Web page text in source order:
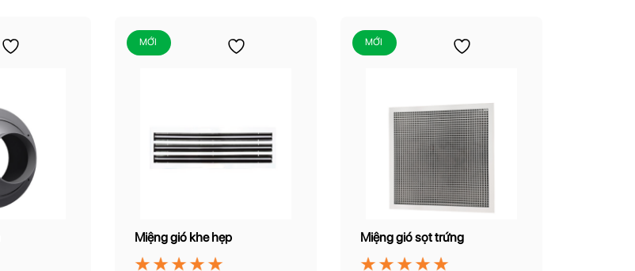
MỚI
Miệng gió khe hẹp
MỚI
Miệng gió sọt trứng